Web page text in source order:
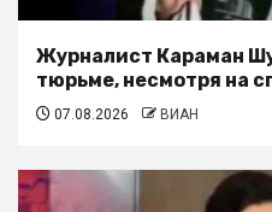
Журналист Караман
тюрьме, несмотря на
07.08.2026 ВИАН